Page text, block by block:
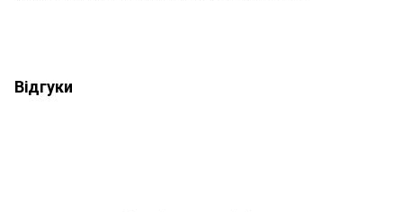
Відгуки